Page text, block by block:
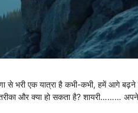
भरी एक यात्रा है कभी-कभी, हमें आगे बढ़ने
और क्या हो सकता है? शायरी………